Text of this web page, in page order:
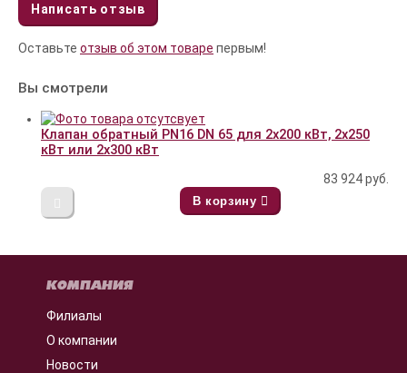
Написать отзыв
Оставьте отзыв об этом товаре первым!
Вы смотрели
Клапан обратный PN16 DN 65 для 2x200 кВт, 2x250
кВт или 2x300 кВт
83 924руб.
В корзину
КОМПАНИЯ
Филиалы
О компании
Новости